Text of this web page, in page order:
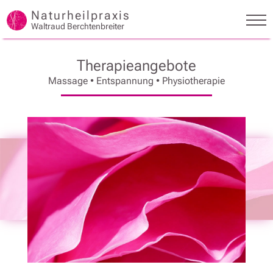
Naturheilpraxis
Waltraud Berchtenbreiter
Therapieangebote
Massage • Entspannung • Physiotherapie